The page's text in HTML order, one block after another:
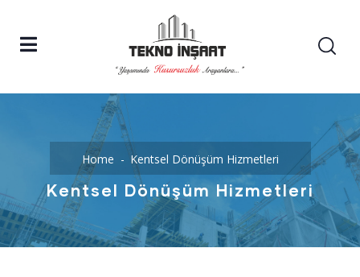
Home Kentsel Dönüşüm Hizmetleri
Kentsel Dönüşüm Hizmetleri